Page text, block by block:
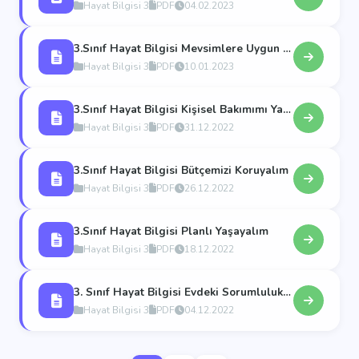
Hayat Bilgisi 3 PDF 04.02.2023
3.Sınıf Hayat Bilgisi Mevsimlere Uygun Yiyecekler
Hayat Bilgisi 3 PDF 10.01.2023
3.Sınıf Hayat Bilgisi Kişisel Bakımımı Yaparken ve Bilnçli Tüketiciyim
Hayat Bilgisi 3 PDF 31.12.2022
3.Sınıf Hayat Bilgisi Bütçemizi Koruyalım
Hayat Bilgisi 3 PDF 26.12.2022
3.Sınıf Hayat Bilgisi Planlı Yaşayalım
Hayat Bilgisi 3 PDF 18.12.2022
3. Sınıf Hayat Bilgisi Evdeki Sorumluluklarımız ve Teknolojik Ürünler
Hayat Bilgisi 3 PDF 04.12.2022